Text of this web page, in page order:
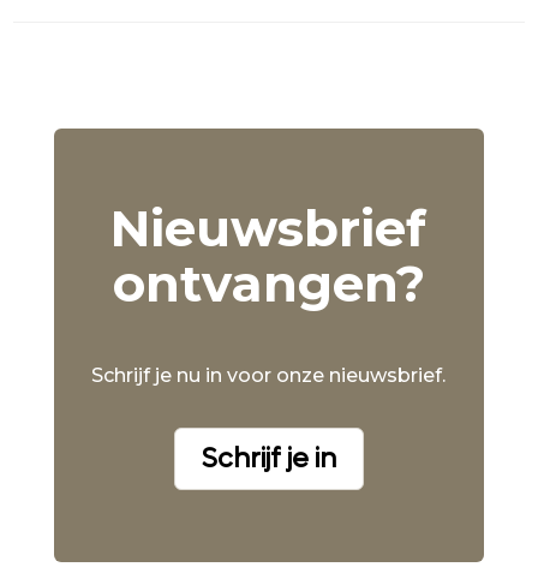
Nieuwsbrief
ontvangen?
Schrijf je nu in voor onze nieuwsbrief.
Schrijf je in